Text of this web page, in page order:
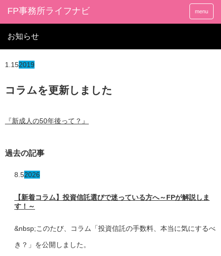
FP事務所ライフナビ menu
お知らせ
1.152019
コラムを更新しました
『新成人の50年後って？』
過去の記事
8.52026
【新着コラム】投資信託選びで迷っている方へ～FPが解説しま
す！～
&nbsp;このたび、コラム「投資信託の手数料、本当に気にするべ
き？」を公開しました。